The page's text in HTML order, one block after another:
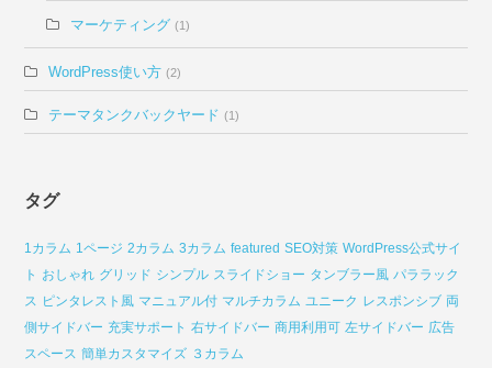
マーケティング (1)
WordPress使い方 (2)
テーマタンクバックヤード (1)
タグ
1カラム 1ページ 2カラム 3カラム featured SEO対策 WordPress公式サイ
ト おしゃれ グリッド シンプル スライドショー タンブラー風 パララック
ス ピンタレスト風 マニュアル付 マルチカラム ユニーク レスポンシブ 両
側サイドバー 充実サポート 右サイドバー 商用利用可 左サイドバー 広告
スペース 簡単カスタマイズ ３カラム